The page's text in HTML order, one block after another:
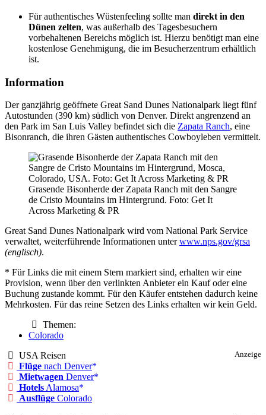
Für authentisches Wüstenfeeling sollte man direkt in den
Dünen zelten, was außerhalb des Tagesbesuchern
vorbehaltenen Bereichs möglich ist. Hierzu benötigt man eine
kostenlose Genehmigung, die im Besucherzentrum erhältlich
ist.
Information
Der ganzjährig geöffnete Great Sand Dunes Nationalpark liegt fünf
Autostunden (390 km) südlich von Denver. Direkt angrenzend an
den Park im San Luis Valley befindet sich die Zapata Ranch, eine
Bisonranch, die ihren Gästen authentisches Cowboyleben vermittelt.
Grasende Bisonherde der Zapata Ranch mit den Sangre
de Cristo Mountains im Hintergrund. Foto: Get It
Across Marketing & PR
Great Sand Dunes Nationalpark wird vom National Park Service
verwaltet, weiterführende Informationen unterwww.nps.gov/grsa
(englisch).
* Für Links die mit einem Stern markiert sind, erhalten wir eine
Provision, wenn über den verlinkten Anbieter ein Kauf oder eine
Buchung zustande kommt. Für den Käufer entstehen dadurch keine
Mehrkosten. Für das reine Setzen des Links erhalten wir kein Geld.
Themen:
Colorado
Anzeige
USA Reisen
Flüge nach Denver
Mietwagen Denver
Hotels Alamosa
Ausflüge Colorado